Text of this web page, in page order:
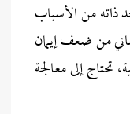
ذاته من الأسباب
من ضعف إيمان
إلى معالجة